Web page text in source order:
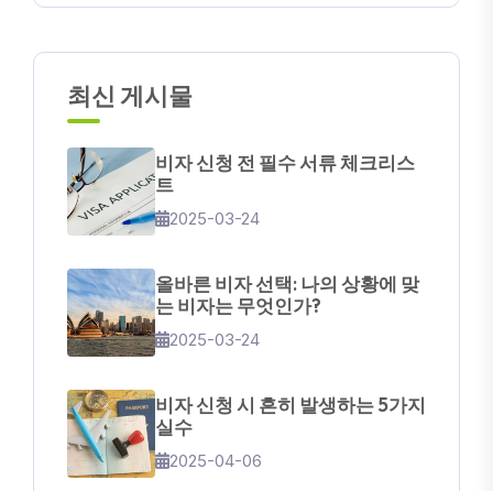
최신 게시물
비자 신청 전 필수 서류 체크리스
트
2025-03-24
올바른 비자 선택: 나의 상황에 맞
는 비자는 무엇인가?
2025-03-24
비자 신청 시 흔히 발생하는 5가지
실수
2025-04-06